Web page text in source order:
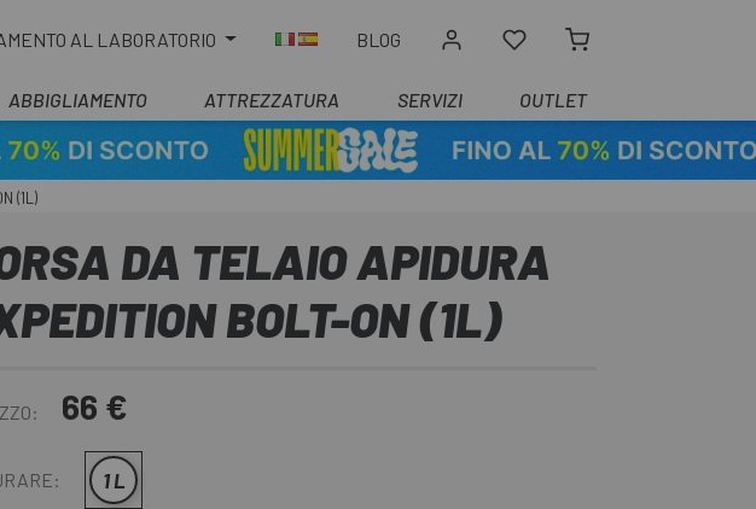
AL LABORATORIO BLOG
ABBIGLIAMENTO ATTREZZATURA SERVIZI OUTLET
(1L)
DA TELAIO APIDURA
BOLT-ON (1L)
66 €
1 L